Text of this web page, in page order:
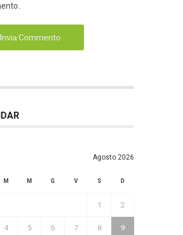
Agosto 2026
M M G V S D
1 2
4 5 6 7 8 9